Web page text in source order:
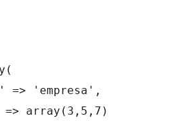
=> 'empresa',
=> array(3,5,7)